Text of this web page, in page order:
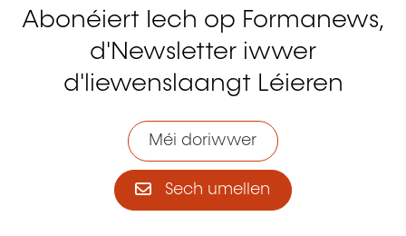
Abonéiert Iech op Formanews,
d'Newsletter iwwer
d'liewenslaangt Léieren
Méi doriwwer
Sech umellen